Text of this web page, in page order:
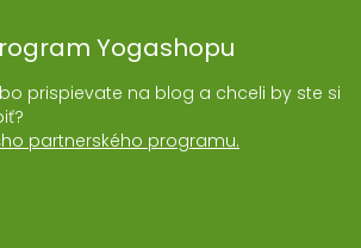
Yogashopu
prispievate na blog a chceli by ste si
partnerského programu.